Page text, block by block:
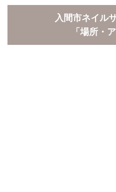
入間市ネイル
「場所・